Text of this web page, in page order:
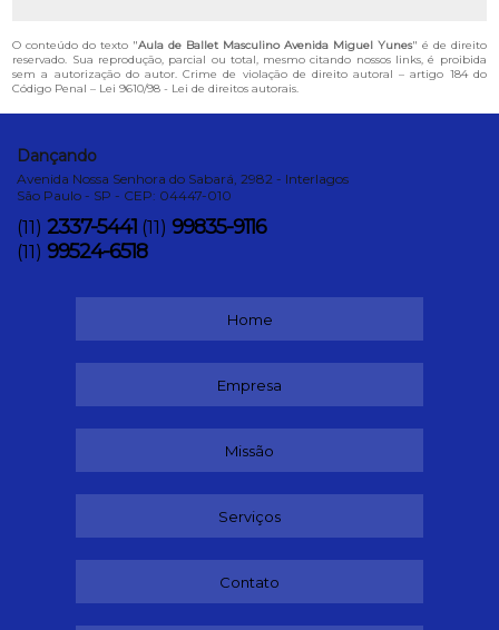
O conteúdo do texto "Aula de Ballet Masculino Avenida Miguel Yunes" é de direito
reservado. Sua reprodução, parcial ou total, mesmo citando nossos links, é proibida
sem a autorização do autor. Crime de violação de direito autoral – artigo 184 do
Código Penal – Lei 9610/98 - Lei de direitos autorais
Dançando
Avenida Nossa Senhora do Sabará, 2982 - Interlagos
São Paulo - SP - CEP: 04447-010
(11) 2337-5441 (11) 99835-9116
(11) 99524-6518
Home
Empresa
Missão
Serviços
Contato